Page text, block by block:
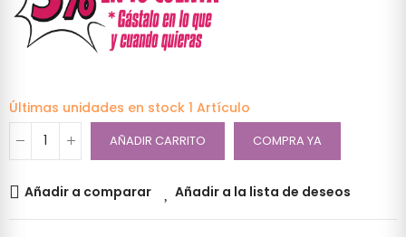
Últimas unidades en stock 1 Artículo
AÑADIR CARRITO COMPRA YA
Añadir a comparar Añadir a la lista de deseos